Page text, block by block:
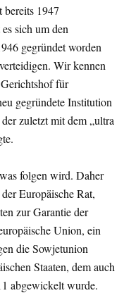
bereits 1947
sich um den
gegründet worden
Wir kennen
für
gegründete Institution
zuletzt mit dem „ultra
folgen wird. Daher
Europäische Rat,
zur Garantie der
Union, ein
die Sowjetunion
Staaten, dem auch
abgewickelt wurde.